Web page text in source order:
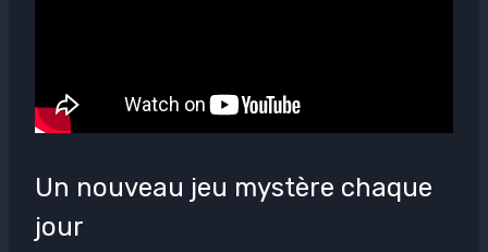
Un nouveau jeu mystère chaque
jour